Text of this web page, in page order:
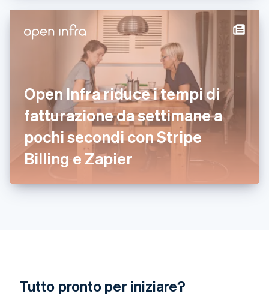
Open Infra riduce i tempi di
fatturazione da settimane a
pochi secondi con Stripe
Billing e Zapier
Tutto pronto per iniziare?
English
Gibilterra
India
English
Irlanda
English
Italia
ItalianoEnglish
Lettonia
Liechtenstein
Malta
English